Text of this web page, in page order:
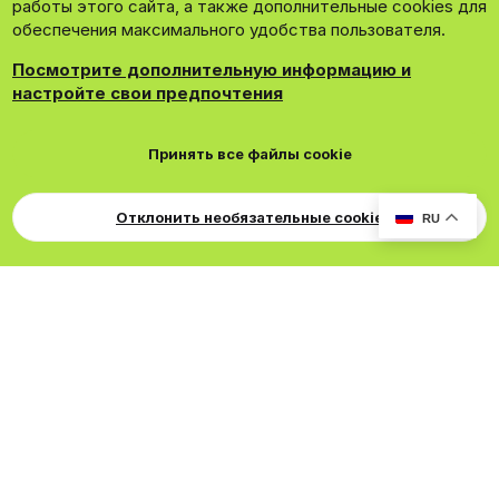
RU
DohTheme
Cookies Russian Обратная связь
Поддержка
Для правообладателей
EN Soundmain
Условия и правила
Политика конфиденциальности
S
работы этого сайта, а также дополнительные cookies для
обеспечения максимального удобства пользователя.
Посмотрите дополнительную информацию и
настройте свои предпочтения
Принять все файлы cookie
Отклонить необязательные cookie